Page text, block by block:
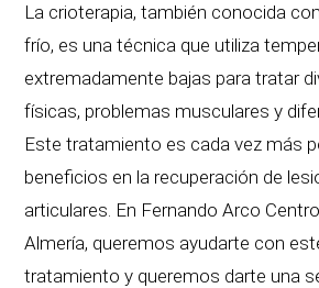
La crioterapia, también conocida
frío, es una técnica que utiliza
extremadamente bajas para tratar
físicas, problemas musculares y
Este tratamiento es cada vez más
beneficios en la recuperación de
articulares. En Fernando Arco
Almería, queremos ayudarte con
tratamiento y queremos darte una